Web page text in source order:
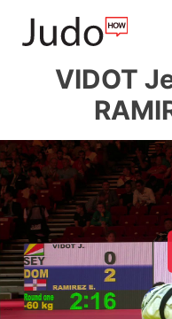
VIDOT